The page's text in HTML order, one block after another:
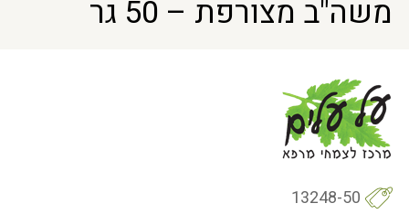
משה"ב מצורפת – 50 גר
13248-50